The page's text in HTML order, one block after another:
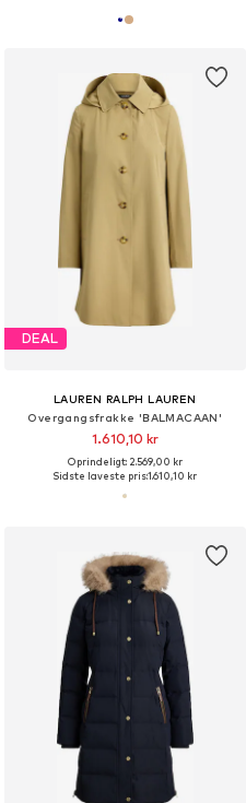
DEAL
LAUREN RALPH LAUREN
Overgangsfrakke 'BALMACAAN'
1.610,10 kr
Oprindeligt: 2.569,00 kr
Sidste laveste pris:1.610,10 kr